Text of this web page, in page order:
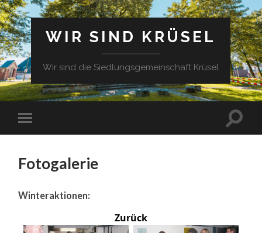
WIR SIND KRÜSEL
Wir sind die Siedlungsgemeinschaft Krüsel
Fotogalerie
Winteraktionen:
Zurück